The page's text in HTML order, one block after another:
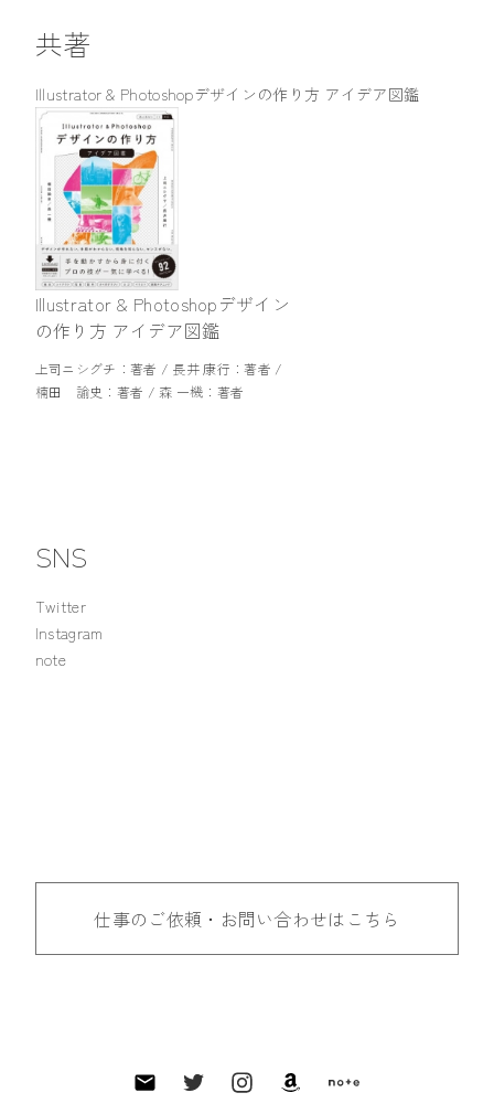
共著
Illustrator & Photoshopデザインの作り方 アイデア図鑑
Illustrator & Photoshopデザイン
の作り方 アイデア図鑑
上司ニシグチ：著者 / 長井 康行：著者 /
楠田 諭史：著者 / 森 一機：著者
SNS
Twitter
Instagram
note
仕事のご依頼・お問い合わせはこちら